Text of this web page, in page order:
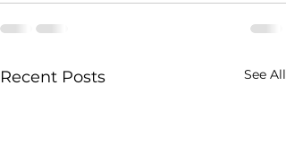
Recent Posts See All